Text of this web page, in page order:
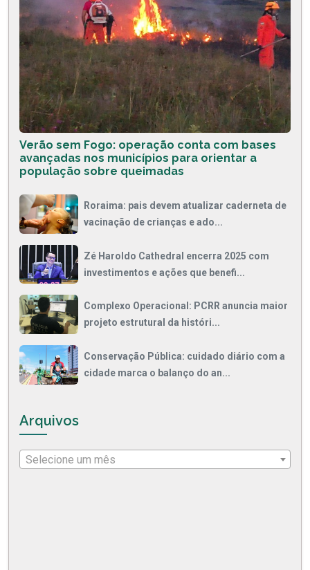
Verão sem Fogo: operação conta com bases
avançadas nos municípios para orientar a
população sobre queimadas
Roraima: pais devem atualizar caderneta de
vacinação de crianças e ado...
Zé Haroldo Cathedral encerra 2025 com
investimentos e ações que benefi...
Complexo Operacional: PCRR anuncia maior
projeto estrutural da históri...
Conservação Pública: cuidado diário com a
cidade marca o balanço do an...
Arquivos
Selecione um mês